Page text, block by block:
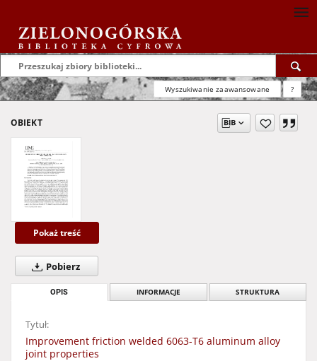
Wyszukiwanie zaawansowane ?
OBIEKT
Pokaż treść
Pobierz
OPIS INFORMACJE STRUKTURA
Tytuł:
Improvement friction welded 6063-T6 aluminum alloy
joint properties